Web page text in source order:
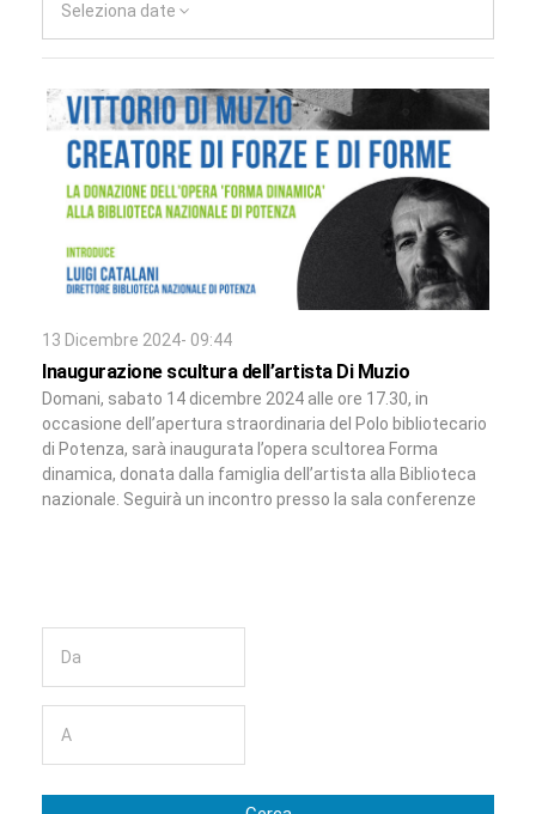
Seleziona date
13 Dicembre 2024- 09:44
Inaugurazione scultura dell’artista Di Muzio
Domani, sabato 14 dicembre 2024 alle ore 17.30, in
occasione dell’apertura straordinaria del Polo bibliotecario
di Potenza, sarà inaugurata l’opera scultorea Forma
dinamica, donata dalla famiglia dell’artista alla Biblioteca
nazionale. Seguirà un incontro presso la sala conferenze